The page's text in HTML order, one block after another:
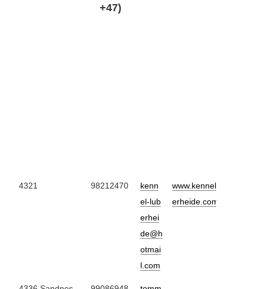
+47)
4321 98212470
kenn
el-lub
erhei
de@h
otmai
l.com
www.kennel-lub
erheide.com